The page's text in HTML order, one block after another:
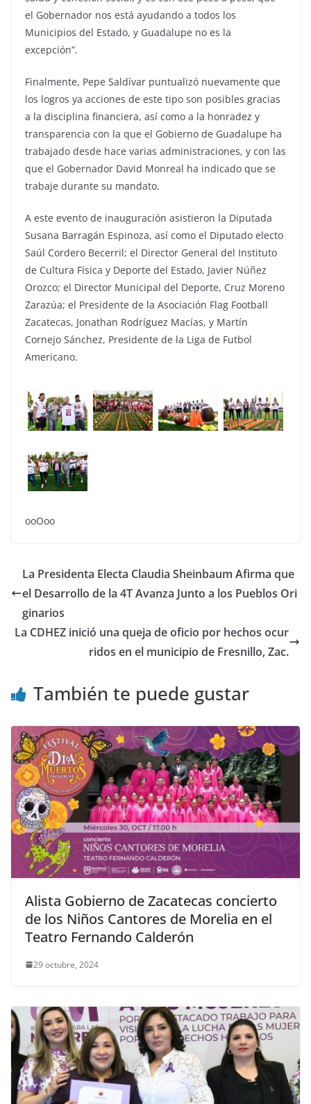
el Gobernador nos está ayudando a todos los
Municipios del Estado, y Guadalupe no es la
excepción”.
Finalmente, Pepe Saldívar puntualizó nuevamente que
los logros ya acciones de este tipo son posibles gracias
a la disciplina financiera, así como a la honradez y
transparencia con la que el Gobierno de Guadalupe ha
trabajado desde hace varias administraciones, y con las
que el Gobernador David Monreal ha indicado que se
trabaje durante su mandato.
A este evento de inauguración asistieron la Diputada
Susana Barragán Espinoza, así como el Diputado electo
Saúl Cordero Becerril; el Director General del Instituto
de Cultura Física y Deporte del Estado, Javier Núñez
Orozco; el Director Municipal del Deporte, Cruz Moreno
Zarazúa; el Presidente de la Asociación Flag Football
Zacatecas, Jonathan Rodríguez Macías, y Martín
Cornejo Sánchez, Presidente de la Liga de Futbol
Americano.
ooOoo
La Presidenta Electa Claudia Sheinbaum Afirma que
el Desarrollo de la 4T Avanza Junto a los Pueblos Ori
ginarios
La CDHEZ inició una queja de oficio por hechos ocur
ridos en el municipio de Fresnillo, Zac.
También te puede gustar
Alista Gobierno de Zacatecas concierto
de los Niños Cantores de Morelia en el
Teatro Fernando Calderón
29 octubre, 2024